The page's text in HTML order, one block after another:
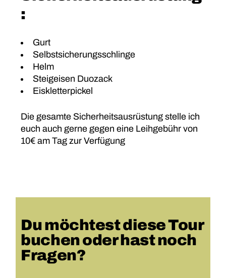
:
Gurt
Selbstsicherungsschlinge
Helm
Steigeisen Duozack
Eiskletterpickel
Die gesamte Sicherheitsausrüstung stelle ich
euch auch gerne gegen eine Leihgebühr von
10€ am Tag zur Verfügung
Du möchtest diese Tour
buchen oder hast noch
Fragen?